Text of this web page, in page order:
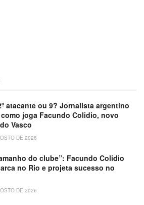
atacante ou 9? Jornalista argentino
joga Facundo Colidio, novo
Vasco
DE 2026
do clube”: Facundo Colidio
no Rio e projeta sucesso no
DE 2026